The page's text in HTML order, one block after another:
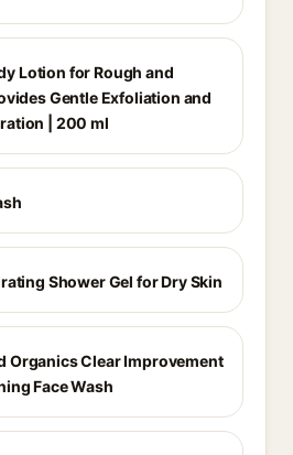
Lotion for Rough and
Gentle Exfoliation and
| 200 ml
Shower Gel for Dry Skin
Organics Clear Improvement
Face Wash